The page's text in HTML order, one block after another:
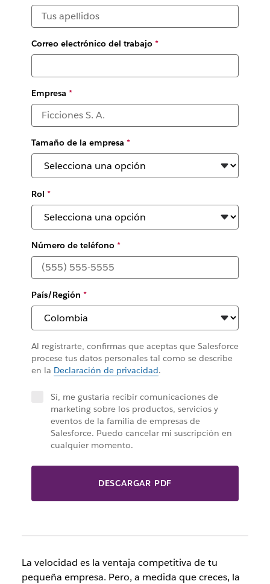
Correo electrónico del trabajo*
Empresa *
Tamaño de la empresa *
Rol *
Número de teléfono*
País/Región *
Al registrarte, confirmas que aceptas que Salesforce
procese tus datos personales tal como se describe
en la Declaración de privacidad.
Sí, me gustaría recibir comunicaciones de
marketing sobre los productos, servicios y
eventos de la familia de empresas de
Salesforce. Puedo cancelar mi suscripción en
cualquier momento.
DESCARGAR PDF
La velocidad es la ventaja competitiva de tu
pequeña empresa. Pero, a medida que creces, la